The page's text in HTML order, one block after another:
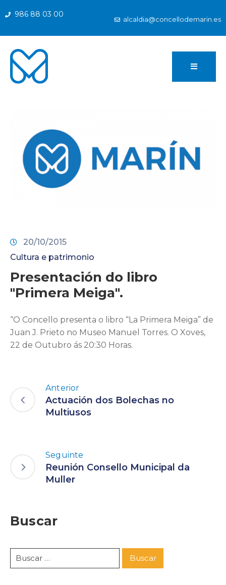
986 88 03 00
alcaldia@concellodemarin.es
20/10/2015
Cultura e patrimonio
Presentación do libro
"Primera Meiga".
“O Concello presenta o libro “La Primera Meiga” de
Juan J. Prieto no Museo Manuel Torres. O Xoves,
22 de Outubro ás 20:30 Horas.
Anterior
Actuación dos Bolechas no
Multiusos
Seguinte
Reunión Consello Municipal da
Muller
Buscar